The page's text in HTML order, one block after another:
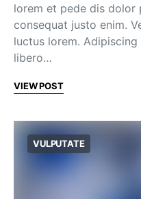
lorem et pede dis dolor
consequat justo enim.
luctus lorem.
libero…
VIEW POST
VULPUTATE